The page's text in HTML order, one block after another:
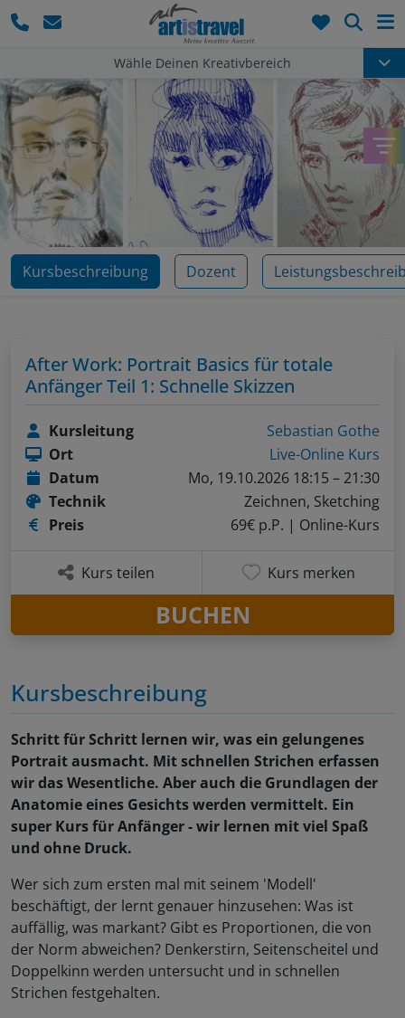
Wähle Deinen Kreativbereich
Kursbeschreibung Dozent
Kursbeschreibung
Schritt für Schritt lernen wir, was ein gelungenes
Portrait ausmacht. Mit schnellen Strichen erfassen
wir das Wesentliche. Aber auch die Grundlagen der
Anatomie eines Gesichts werden vermittelt. Ein
super Kurs für Anfänger - wir lernen mit viel Spaß
und ohne Druck.
Wer sich zum ersten mal mit seinem 'Modell'
beschäftigt, der lernt genauer hinzusehen: Was ist
auffällig, was markant? Gibt es Proportionen, die von
der Norm abweichen? Denkerstirn, Seitenscheitel und
Doppelkinn werden untersucht und in schnellen
Strichen festgehalten.
After Work: Portrait Basics für totale
Anfänger Teil 1: Schnelle Skizzen
Kursleitung
Sebastian Gothe
Ort
Live-Online Kurs
Datum
Mo, 19.10.2026 18:15 – 21:30
Technik
Zeichnen, Sketching
Preis
69€ p.P. | Online-Kurs
Kurs teilen Kurs merken
BUCHEN